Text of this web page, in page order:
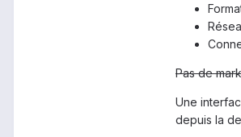
Pas de
Une
depuis la